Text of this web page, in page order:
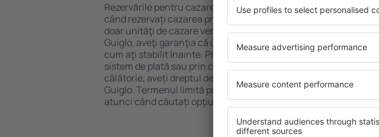
Rezervările pentru cazare în Guiglo pot fi făcute online. Atunci
când rezervați cazarea prin intermediul eSky.ro, aveţi la dispoziţie
doar unităţi de cazare verificate. Astfel, după ce ajungeți în
Guiglo, aveţi garanţia că unitatea de cazare este pregătită aşa
cum aţi stabilit ȋnainte. Plata pentru cameră se face printr-un
sistem de plată sau prin cardul de credit. Dacă renunţaţi la
călătorie, aveți dreptul de a anula gratuit rezervarea de cazare în
Guiglo. Termenul limită pentru anularea gratuită este menţionat
atunci când căutați opţiunile de cazare.